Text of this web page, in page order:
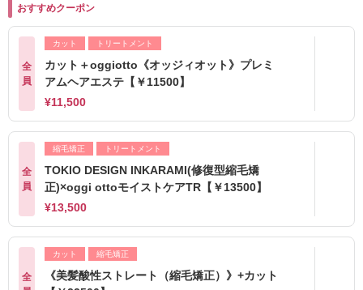
おすすめクーポン
全
員
カット トリートメント
カット＋oggiotto《オッジィオット》プレミ
アムヘアエステ【￥11500】
¥11,500
全
員
縮毛矯正 トリートメント
TOKIO DESIGN INKARAMI(修復型縮毛矯
正)×oggi ottoモイストケアTR【￥13500】
¥13,500
全
カット 縮毛矯正
《美髪酸性ストレート（縮毛矯正）》+カット